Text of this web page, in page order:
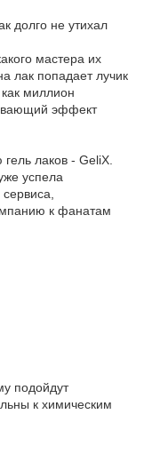
долго не утихал
мастера их
лак попадает лучик
как миллион
эффект
лаков - GeliX.
успела
к фанатам
подойдут
к химическим